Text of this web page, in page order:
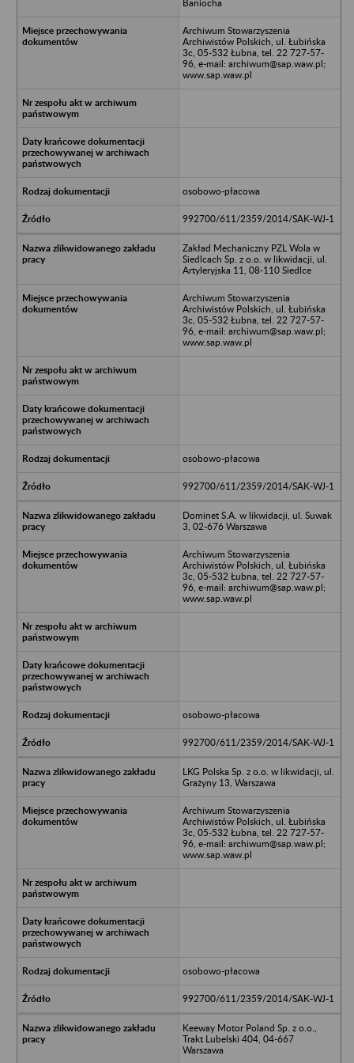
Baniocha
Archiwum Stowarzyszenia
Archiwistów Polskich, ul. Łubińska
3c, 05-532 Łubna, tel. 22 727-57-
96, e-mail: archiwum@sap.waw.pl;
www.sap.waw.pl
osobowo-płacowa
992700/611/2359/2014/SAK-WJ-1
Zakład Mechaniczny PZL Wola w
Siedlcach Sp. z o.o. w likwidacji, ul.
Artyleryjska 11, 08-110 Siedlce
Archiwum Stowarzyszenia
Archiwistów Polskich, ul. Łubińska
3c, 05-532 Łubna, tel. 22 727-57-
96, e-mail: archiwum@sap.waw.pl;
www.sap.waw.pl
osobowo-płacowa
992700/611/2359/2014/SAK-WJ-1
Dominet S.A. w likwidacji, ul. Suwak
3, 02-676 Warszawa
Archiwum Stowarzyszenia
Archiwistów Polskich, ul. Łubińska
3c, 05-532 Łubna, tel. 22 727-57-
96, e-mail: archiwum@sap.waw.pl;
www.sap.waw.pl
osobowo-płacowa
992700/611/2359/2014/SAK-WJ-1
LKG Polska Sp. z o.o. w likwidacji, ul.
Grażyny 13, Warszawa
Archiwum Stowarzyszenia
Archiwistów Polskich, ul. Łubińska
3c, 05-532 Łubna, tel. 22 727-57-
96, e-mail: archiwum@sap.waw.pl;
www.sap.waw.pl
osobowo-płacowa
992700/611/2359/2014/SAK-WJ-1
Keeway Motor Poland Sp. z o.o.,
Trakt Lubelski 404, 04-667
Warszawa